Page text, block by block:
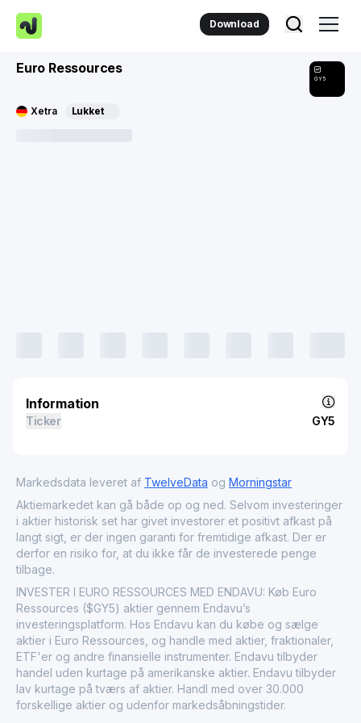
Download
Euro Ressources
GY5
Xetra Lukket
Information
Ticker GY5
Markedsdata leveret af TwelveData og Morningstar
Aktiemarkedet kan gå både op og ned. Selvom investeringer
i aktier historisk set har givet investorer et positivt afkast på
langt sigt, er der ingen garanti for fremtidige afkast. Der er
derfor en risiko for, at du ikke får de investerede penge
tilbage.
INVESTER I EURO RESSOURCES MED ENDAVU: Køb Euro
Ressources ($GY5) aktier gennem Endavu’s
investeringsplatform. Hos Endavu kan du købe og sælge
aktier i Euro Ressources, og handle med aktier, fraktionaler,
ETF'er og andre finansielle instrumenter. Endavu tilbyder
handel uden kurtage på amerikanske aktier. Endavu tilbyder
lav kurtage på tværs af aktier. Handl med over 30.000
forskellige aktier og udenfor markedsåbningstider.